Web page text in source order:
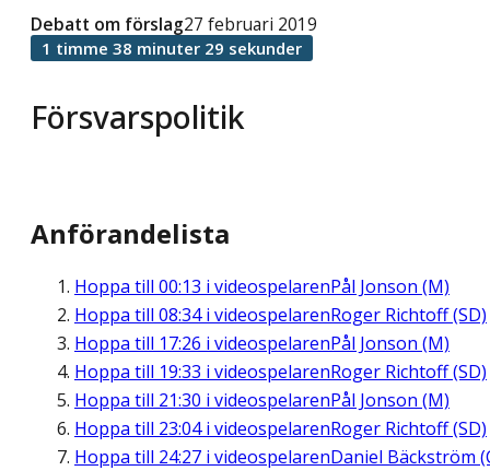
Försvarspolitik
Debatt om förslag27 februari 2019
1 timme 38 minuter 29 sekunder
Anförandelista
Hoppa till 00:13 i videospelarenPål Jonson (M)
Hoppa till 08:34i videospelarenRoger Richtoff (SD)
Hoppa till 17:26 i videospelarenPål Jonson (M)
Hoppa till 19:33 i videospelarenRoger Richtoff (SD)
Hoppa till 21:30 i videospelarenPål Jonson (M)
Hoppa till 23:04i videospelarenRoger Richtoff (SD)
Hoppa till 24:27 i videospelarenDaniel Bäckström